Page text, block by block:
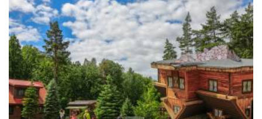
Centrum Edukacji i
Promocji Regionu w
Szymbarku